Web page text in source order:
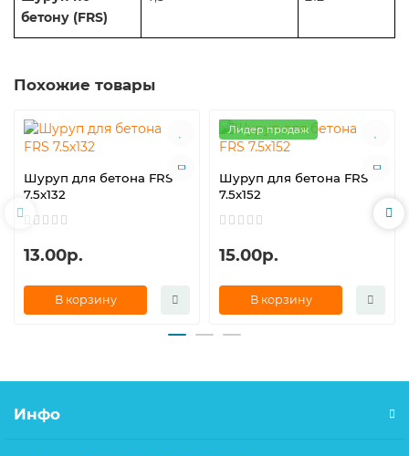
бетону (FRS)
Похожие товары
Шуруп для бетона FRS
7.5х132
13.00р.
В корзину
Лидер продаж
Шуруп для бетона FRS
7.5х152
15.00р.
В корзину
Инфо